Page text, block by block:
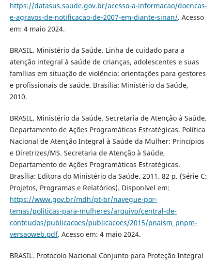
https://datasus.saude.gov.br/acesso-a-informacao/doencas-
e-agravos-de-notificacao-de-2007-em-diante-sinan/. Acesso
em: 4 maio 2024.
BRASIL. Ministério da Saúde. Linha de cuidado para a
atenção integral à saúde de crianças, adolescentes e suas
famílias em situação de violência: orientações para gestores
e profissionais de saúde. Brasília: Ministério da Saúde,
2010.
BRASIL. Ministério da Saúde. Secretaria de Atenção à Saúde.
Departamento de Ações Programáticas Estratégicas. Política
Nacional de Atenção Integral à Saúde da Mulher: Princípios
e Diretrizes/MS. Secretaria de Atenção à Saúde,
Departamento de Ações Programáticas Estratégicas.
Brasília: Editora do Ministério da Saúde. 2011. 82 p. (Série C:
Projetos, Programas e Relatórios). Disponível em:
https://www.gov.br/mdh/pt-br/navegue-por-
temas/politicas-para-mulheres/arquivo/central-de-
conteudos/publicacoes/publicacoes/2015/pnaism_pnpm-
versaoweb.pdf. Acesso em: 4 maio 2024.
BRASIL. Protocolo Nacional Conjunto para Proteção Integral